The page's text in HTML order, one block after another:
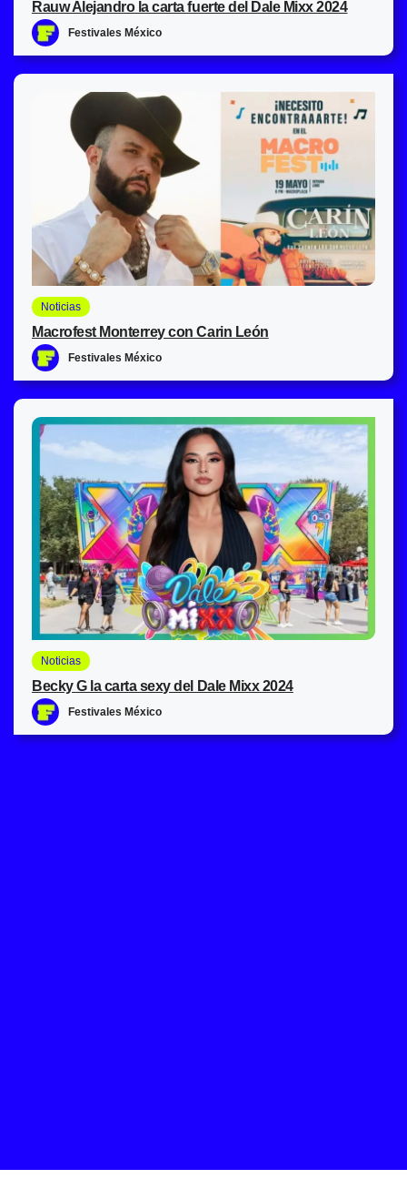
Rauw Alejandro la carta fuerte del Dale Mixx 2024
Festivales México
Noticias
Macrofest Monterrey con Carin León
Festivales México
Noticias
Becky G la carta sexy del Dale Mixx 2024
Festivales México